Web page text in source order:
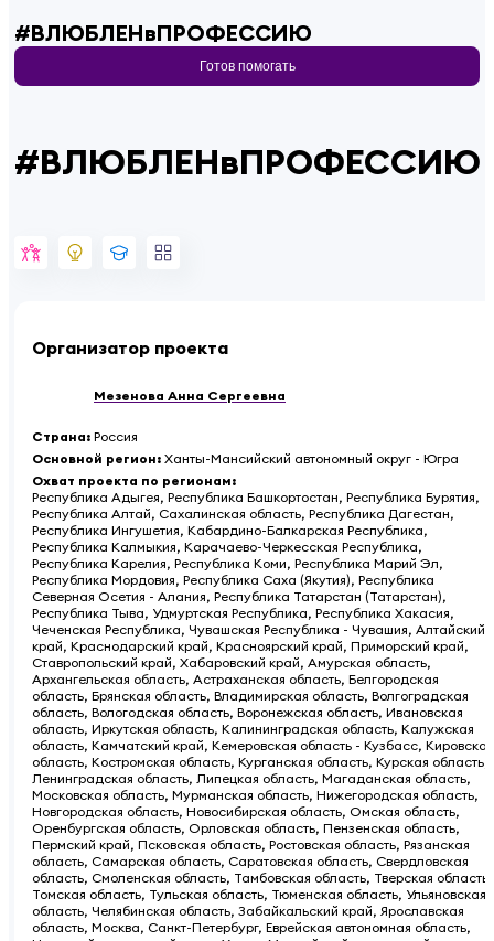
#ВЛЮБЛЕНвПРОФЕССИЮ
Готов помогать
#ВЛЮБЛЕНвПРОФЕССИЮ
Организатор проекта
Мезенова Анна Сергеевна
Страна: Россия
Основной регион: Ханты-Мансийский автономный округ - Югра
Охват проекта по регионам:
Республика Адыгея, Республика Башкортостан, Республика Бурятия,
Республика Алтай, Сахалинская область, Республика Дагестан,
Республика Ингушетия, Кабардино-Балкарская Республика,
Республика Калмыкия, Карачаево-Черкесская Республика,
Республика Карелия, Республика Коми, Республика Марий Эл,
Республика Мордовия, Республика Саха (Якутия), Республика
Северная Осетия - Алания, Республика Татарстан (Татарстан),
Республика Тыва, Удмуртская Республика, Республика Хакасия,
Чеченская Республика, Чувашская Республика - Чувашия, Алтайский
край, Краснодарский край, Красноярский край, Приморский край,
Ставропольский край, Хабаровский край, Амурская область,
Архангельская область, Астраханская область, Белгородская
область, Брянская область, Владимирская область, Волгоградская
область, Вологодская область, Воронежская область, Ивановская
область, Иркутская область, Калининградская область, Калужская
область, Камчатский край, Кемеровская область - Кузбасс, Кировская
область, Костромская область, Курганская область, Курская область,
Ленинградская область, Липецкая область, Магаданская область,
Московская область, Мурманская область, Нижегородская область,
Новгородская область, Новосибирская область, Омская область,
Оренбургская область, Орловская область, Пензенская область,
Пермский край, Псковская область, Ростовская область, Рязанская
область, Самарская область, Саратовская область, Свердловская
область, Смоленская область, Тамбовская область, Тверская область,
Томская область, Тульская область, Тюменская область, Ульяновская
область, Челябинская область, Забайкальский край, Ярославская
область, Москва, Санкт-Петербург, Еврейская автономная область,